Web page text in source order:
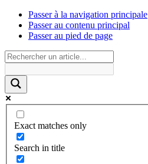
Passer à la navigation principale
Passer au contenu principal
Passer au pied de page
Exact matches only
Search in title